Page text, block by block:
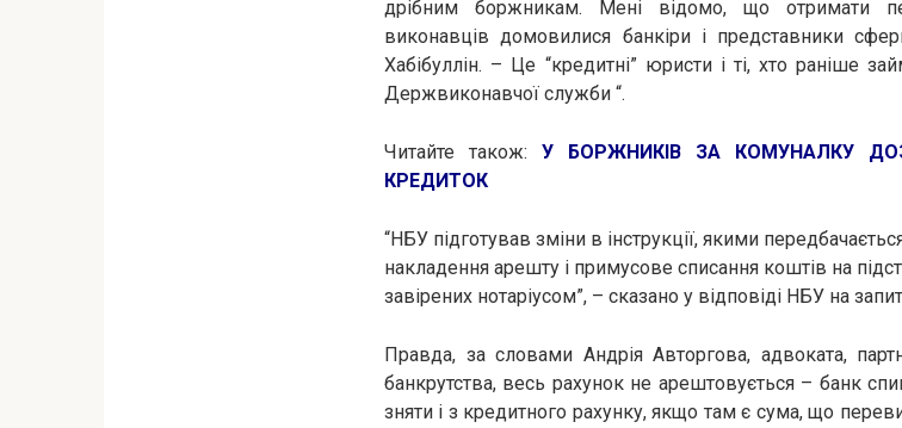
дрібним боржникам. Мені відомо, що отримати
виконавців домовилися банкіри і представники
Хабібуллін. – Це “кредитні” юристи і ті, хто раніше
Держвиконавчої служби “.
Читайте також: У БОРЖНИКІВ ЗА КОМУНАЛКУ
КРЕДИТОК
“НБУ підготував зміни в інструкції, якими
накладення арешту і примусове списання коштів на
завірених нотаріусом”, – сказано у відповіді НБУ на
Правда, за словами Андрія Авторгова, адвоката,
банкрутства, весь рахунок не арештовується – банк
зняти і з кредитного рахунку, якщо там є сума, що